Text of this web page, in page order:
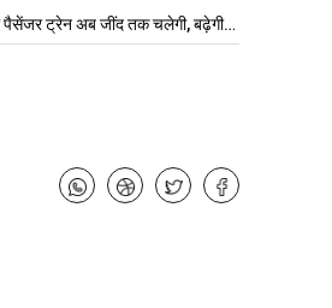
अब जींद तक चलेगी, बढ़ेगी…